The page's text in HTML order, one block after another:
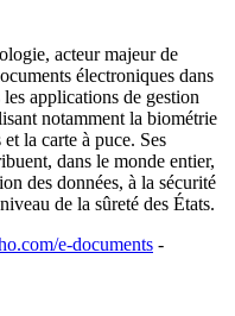
acteur majeur de
électroniques dans
applications de gestion
notamment la biométrie
la carte à puce. Ses
dans le monde entier,
des données, à la sécurité
de la sûreté des États.
e-documents -